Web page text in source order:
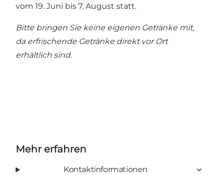
vom 19. Juni bis 7. August statt.
Bitte bringen Sie keine eigenen Getränke mit,
da erfrischende Getränke direkt vor Ort
erhältlich sind.
Mehr erfahren
Kontaktinformationen